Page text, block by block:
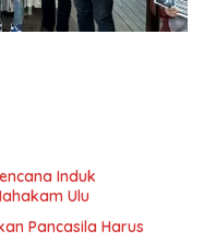
Induk
Ulu
Pancasila Harus